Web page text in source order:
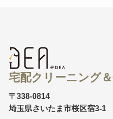
宅配クリーニング
〒338-0814
埼玉県さいたま市桜区宿3-1